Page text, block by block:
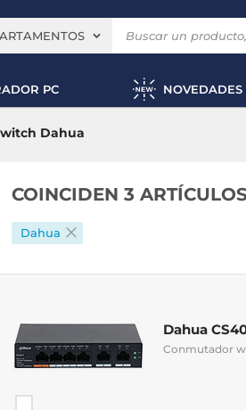
PC NOVEDADES
Dahua
COINCIDEN 3
Dahua
Dahua
Conmutador